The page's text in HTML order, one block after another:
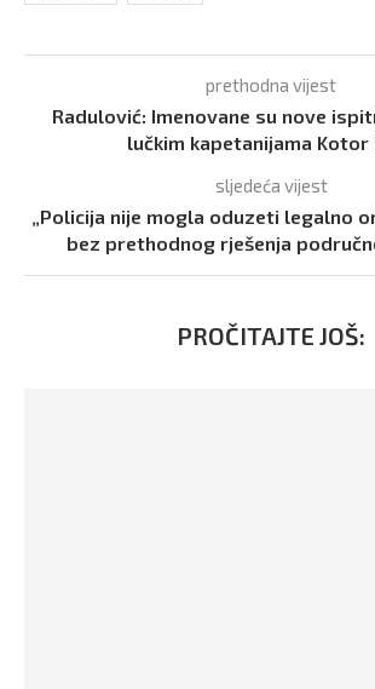
prethodna vijest
Radulović: Imenovane su nove
lučkim kapetanijama Kotor
sljedeća vijest
„Policija nije mogla oduzeti legalno
bez prethodnog rješenja
PROČITAJTE JOŠ: